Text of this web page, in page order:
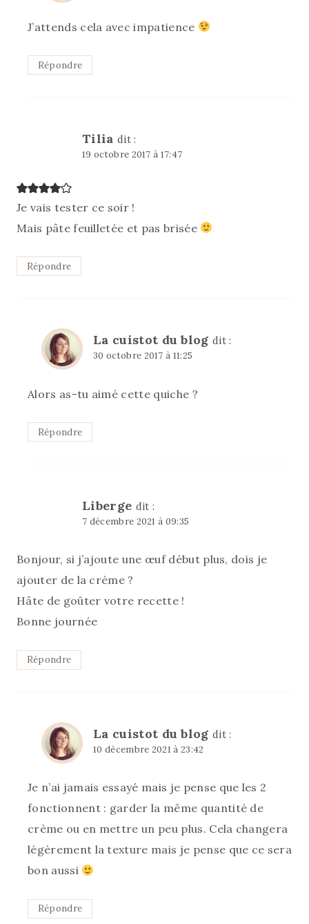
J’attends cela avec impatience
Répondre
Tilia dit :
19 octobre 2017 à 17:47
Je vais tester ce soir !
Mais pâte feuilletée et pas brisée
Répondre
La cuistot du blog dit :
30 octobre 2017 à 11:25
Alors as-tu aimé cette quiche ?
Répondre
Liberge dit :
7 décembre 2021 à 09:35
Bonjour, si j’ajoute une œuf début plus, dois je
ajouter de la crème ?
Hâte de goûter votre recette !
Bonne journée
Répondre
La cuistot du blog dit :
10 décembre 2021 à 23:42
Je n’ai jamais essayé mais je pense que les 2
fonctionnent : garder la même quantité de
crème ou en mettre un peu plus. Cela changera
légèrement la texture mais je pense que ce sera
bon aussi
Répondre